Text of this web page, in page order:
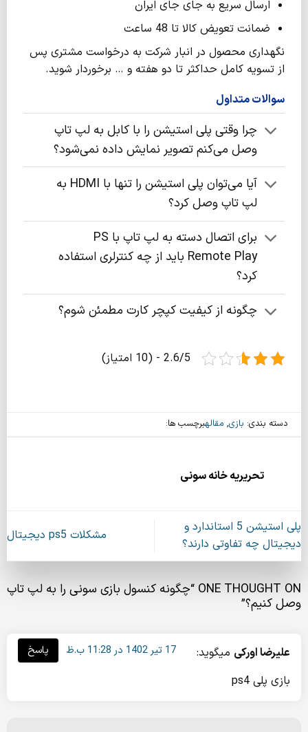
ارسال سریع به جای جای ایران
ضمانت تعویض کالا تا 48 ساعت
نگهداری محصول در انبار شرکت به درخواست مشتری پس
از تسویه کامل حداکثر تا دو هفته و … برخوردار شوید.
سوالات متداول
چرا وقتی پلی استیشن را با کابل به لپ تاپ
وصل می‌کنم تصویر نمایش داده نمی‌شود؟
آیا می‌توان پلی استیشن را تنها با HDMI به
لپ تاپ وصل کرد؟
برای اتصال دسته به لپ تاپ با PS
Remote Play باید از چه کنترلری استفاده
کرد؟
چگونه از کیفیت کپچر کارت‌ مطمئن شوم؟
2.6/5 - (10 امتیاز)
دسته بندی: بازی, مقالهبرچسب ها:
تحریریه خانه سونی
پلی استیشن 5 استاندارد و
دیجیتال چه تفاوتی دارند؟
مشکلات ps5 دیجیتال
ONE THOUGHT ON “ چگونه کنسول بازی سونی را به لپ تاپ
وصل کنیم؟”
علیرضا اورکی میگوید:
بازی پلی ps4
17 تیر 1402 در 11:28 ب.ظ پاسخ